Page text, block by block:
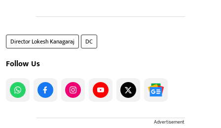
Director Lokesh Kanagaraj DC
Follow Us
Advertisement